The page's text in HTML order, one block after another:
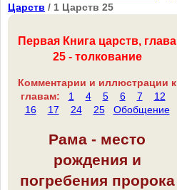
Царств / 1 Царств 25
Первая Книга царств, глава
25 - толкование
Комментарии и иллюстрации к
главам:
1 4 5 6 7
12
16
17 24 25 Обобщение
Рама - место
рождения и
погребения пророка